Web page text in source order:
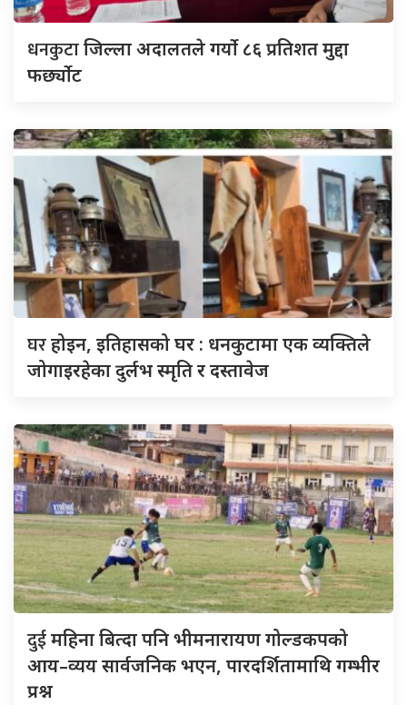
धनकुटाजिल्ला अदालतले गर्यो ८६ प्रतिशत मुद्दा
फर्छ्योट
घरहोइन, इतिहासको घर : धनकुटामा एक व्यक्तिले
जोगाइरहेका दुर्लभ स्मृति र दस्तावेज
दुईमहिना बित्दा पनि भीमनारायण गोल्डकपको
आय–व्यय सार्वजनिक भएन, पारदर्शितामाथि गम्भीर
प्रश्न